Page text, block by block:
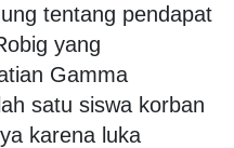
tentang pendapat
yang
Gamma
satu siswa korban
karena luka